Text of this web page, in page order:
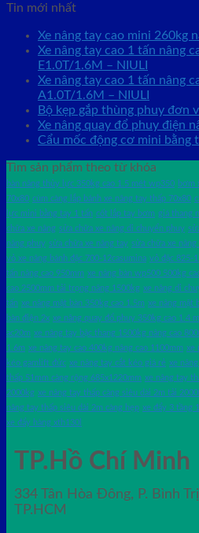
Tin mới nhất
Xe nâng tay cao mini 260kg
Xe nâng tay cao 1 tấn nâng
E1.0T/1.6M – NIULI
Xe nâng tay cao 1 tấn nâng
A1.0T/1.6M – NIULI
Bộ kẹp gắp thùng phuy đơn
Xe nâng quay đổ phuy điện
Cẩu mốc động cơ mini bằng
Tìm sản phẩm theo từ khóa
bàn nâng thủy lực 350kg cao 1.5 mét wp350 bơm
70x80 cùm càng lắp bánh xe nâng tay thấp 70x80
lực mini bằng tay 1 tấn cốt lắp tay bơm giá thang
chữa xe nâng sửa chữa xe nâng di chuyển phuy
nâng phuy sửa chữa xe nâng tay sửa chữa xe nâng
vỏ xe nâng bánh đặc 700-12casumina vỏ đặc 825-
tấn nâng cao 950mm xe nâng bàn wp500 500kg
cao 2500mm tải trọng nâng 1500kg xe nâng di
tấn xe nâng mặt bàn 350kg cao 1.5m xe nâng mặt
bàn điện 2x xe nâng quay đổ phuy 350kg cao 1.4
ac20m xe nâng tay bậc thang 1500kg nâng cao
1.6m xe nâng tay cao 400kg nâng cao 1100mm xe
kéo gamlift đức xe nâng tay cắt kéo giá rẻ xe
thấp 51mm càng rộng 685x1220mm xe nâng tay
2000kg xe nâng tay thấp càng siêu dài 2m tải
nâng tay thấp siêu dài 2m càng hẹp xe đẩy 3 tầng
xe đẩy hàng xth130l
TP.Hồ Chí Minh
334 Tân Hòa Đông, P. Bình
TP.HCM